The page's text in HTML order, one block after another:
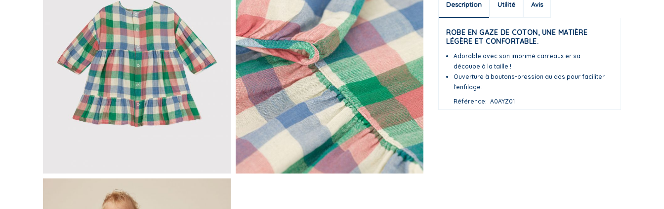
Description Utilité Avis
ROBE EN GAZE DE COTON, UNE MATIÈRE
LÉGÈRE ET CONFORTABLE.
Adorable avec son imprimé carreaux er sa
découpe à la taille !
Ouverture à boutons-pression au dos pour faciliter
l'enfilage.
Référence
A0AYZ01